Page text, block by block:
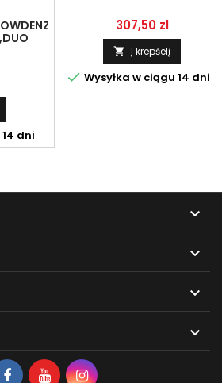
dni
Kaina
307,50 zl
 Į krepšelį
 Wysyłka w ciągu 14 dni



